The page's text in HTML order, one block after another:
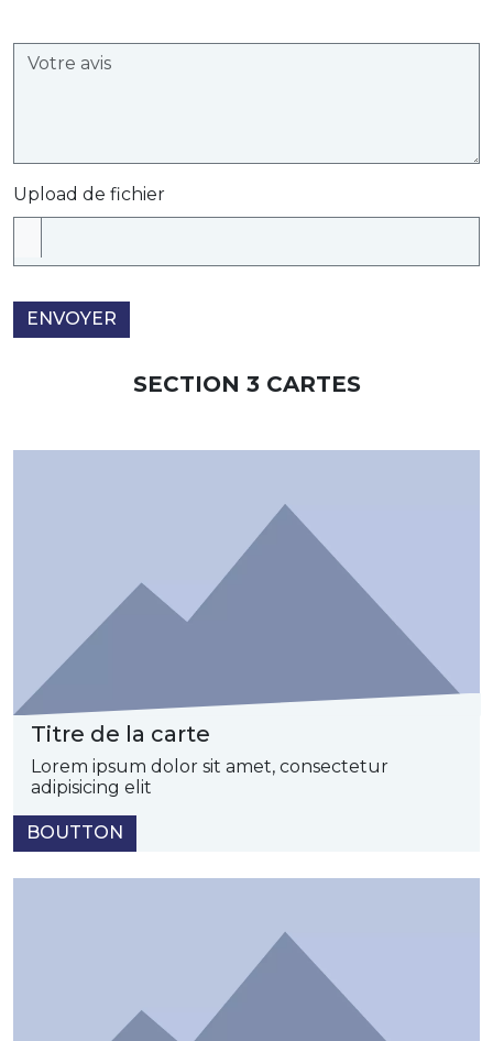
Upload de fichier
ENVOYER
SECTION 3 CARTES
Titre de la carte
Lorem ipsum dolor sit amet, consectetur
adipisicing elit
BOUTTON